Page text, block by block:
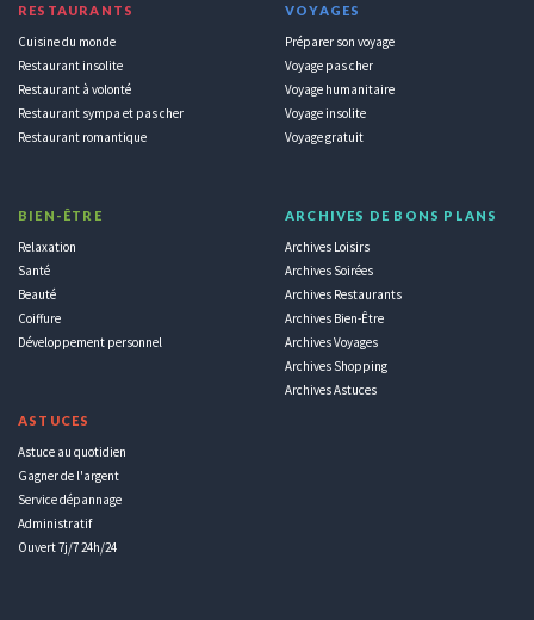
RESTAURANTS
Cuisine du monde
Restaurant insolite
Restaurant à volonté
Restaurant sympa et pas cher
Restaurant romantique
BIEN-ÊTRE
Relaxation
Santé
Beauté
Coiffure
Développement personnel
ASTUCES
Astuce au quotidien
Gagner de l'argent
Service dépannage
Administratif
Ouvert 7j/7 24h/24
VOYAGES
Préparer son voyage
Voyage pas cher
Voyage humanitaire
Voyage insolite
Voyage gratuit
ARCHIVES DE BONS PLANS
Archives Loisirs
Archives Soirées
Archives Restaurants
Archives Bien-Être
Archives Voyages
Archives Shopping
Archives Astuces